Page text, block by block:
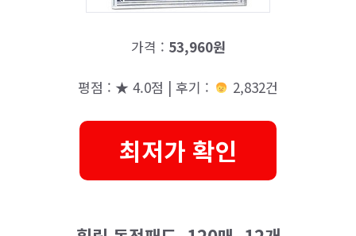
가격 : 53,960원
평점 : ★ 4.0점 | 후기 : 2,832건
최저가 확인